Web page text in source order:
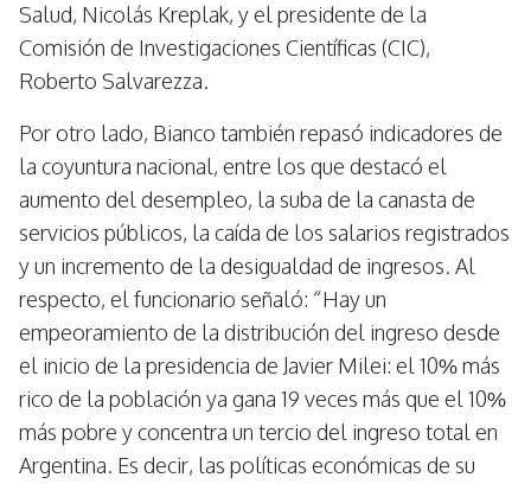
Salud, Nicolás Kreplak, y el presidente de la
Comisión de Investigaciones Científicas (CIC),
Roberto Salvarezza.
Por otro lado, Bianco también repasó indicadores de
la coyuntura nacional, entre los que destacó el
aumento del desempleo, la suba de la canasta de
servicios públicos, la caída de los salarios registrados
y un incremento de la desigualdad de ingresos. Al
respecto, el funcionario señaló: “Hay un
empeoramiento de la distribución del ingreso desde
el inicio de la presidencia de Javier Milei: el 10% más
rico de la población ya gana 19 veces más que el 10%
más pobre y concentra un tercio del ingreso total en
Argentina. Es decir, las políticas económicas de su